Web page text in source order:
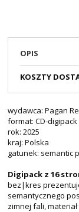
OPIS
KOSZTY
wydawca: Pagan
format: CD-digipack
rok: 2025
kraj: Polska
gatunek: semantic
Digipack z 16
bez|kres
semantycznego
zimnej fali,